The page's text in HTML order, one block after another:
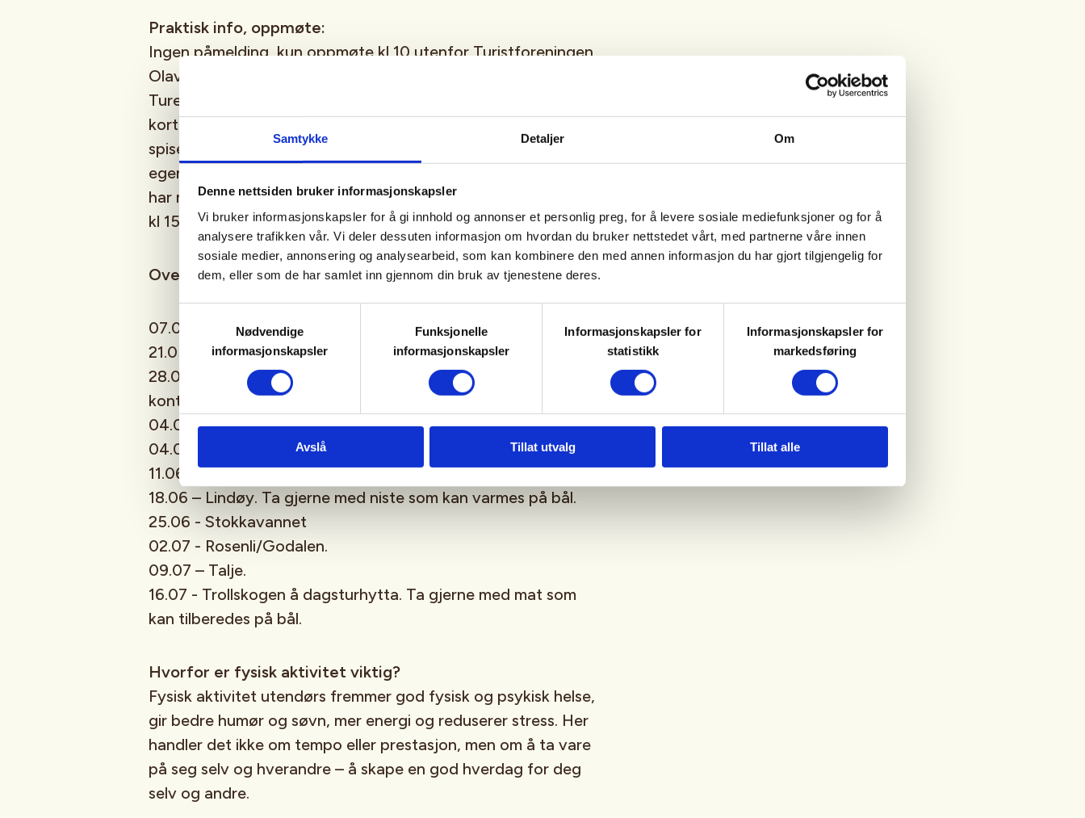
Samtykke Detaljer Om
Denne nettsiden bruker informasjonskapsler
Vi bruker informasjonskapsler for å gi innhold og annonser et personlig preg, for å levere sosiale mediefunksjoner og for å
analysere trafikken vår. Vi deler dessuten informasjon om hvordan du bruker nettstedet vårt, med partnerne våre innen
sosiale medier, annonsering og analysearbeid, som kan kombinere den med annen informasjon du har gjort tilgjengelig for
dem, eller som de har samlet inn gjennom din bruk av tjenestene deres.
Nødvendige
informasjonskapsler
Funksjonelle
informasjonskapsler
Informasjonskapsler for
statistikk
Informasjonskapsler for
markedsføring
Avslå Tillat utvalg Tillat alle
Praktisk info, oppmøte:
Ingen påmelding, kun oppmøte kl 10 utenfor Turistforeningen,
Olav V s gate 18. Vi går ulike turer i Stavanger og omegn.
Turene varierer i lengde og terreng, med mulighet til alt fra
korte til lange løyper. Underveis har vi en god pause der vi
spiser lunsj og drikker kaffe sammen. Hver enkelt betaler sin
egen kollektiv billett, og tar med egen niste og kopp. Verket
har med kaffe og te til alle. Retur utfor Turistforeningen innen
kl 15.
Oversikt turer mai og juni:
07.05. - Sunde til Hafrsfjord.
21.05.- Vassøy. Ta gjerne med grillmat og fiskestang.
28.05 – Sykkeltur til Sjernarøyene. Har du ikke sykkel, ta
kontakt med oss og vi finner en løsning.
04.06.- Hålandsvannet.
04.06.- Hålandsvannet.
11.06.- Jørpelandsholmen.
18.06 – Lindøy. Ta gjerne med niste som kan varmes på bål.
25.06 - Stokkavannet
02.07 - Rosenli/Godalen.
09.07 – Talje.
16.07 - Trollskogen å dagsturhytta. Ta gjerne med mat som
kan tilberedes på bål.
Hvorfor er fysisk aktivitet viktig?
Fysisk aktivitet utendørs fremmer god fysisk og psykisk helse,
gir bedre humør og søvn, mer energi og reduserer stress. Her
handler det ikke om tempo eller prestasjon, men om å ta vare
på seg selv og hverandre – å skape en god hverdag for deg
selv og andre.